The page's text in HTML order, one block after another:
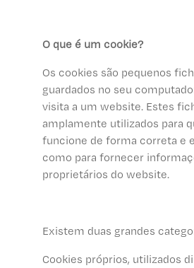
O que é um cookie?
Os cookies são pequenos
guardados no seu
visita a um website. Estes
amplamente utilizados para
funcione de forma correta e
como para fornecer
proprietários do website.
Existem duas grandes
Cookies próprios, utilizados